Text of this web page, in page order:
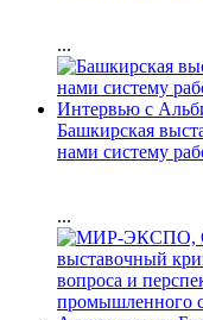
...
Башкирская
нами систему
...